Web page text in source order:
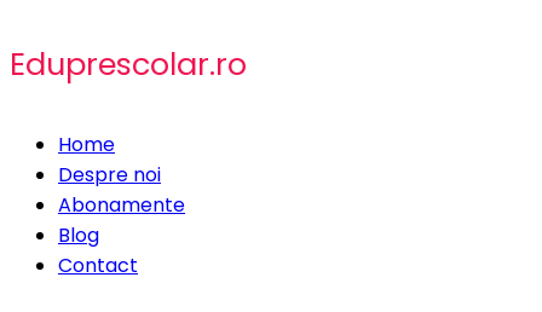
Eduprescolar.ro
Home
Despre noi
Abonamente
Blog
Contact